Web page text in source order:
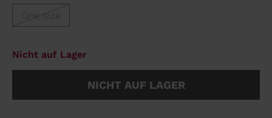
One size
Nicht auf Lager
NICHT AUF LAGER